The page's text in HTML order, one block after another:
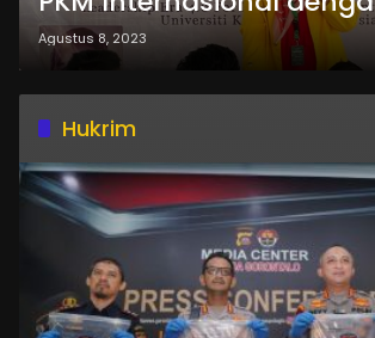
Universiti Kebangsaan
Agustus 8, 2023
Hukrim